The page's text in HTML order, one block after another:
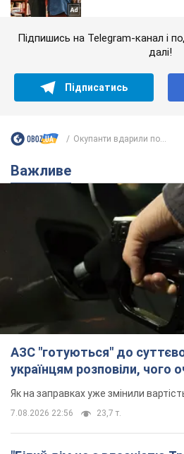
Підпишись на Telegram-канал і
далі!
Підписатись
Окупанти вдарили по...
Важливе
АЗС "готуються" до
українцям розповіли, чого
Як на заправках уже змінили
7.08.2026 22:56 23,7 т.